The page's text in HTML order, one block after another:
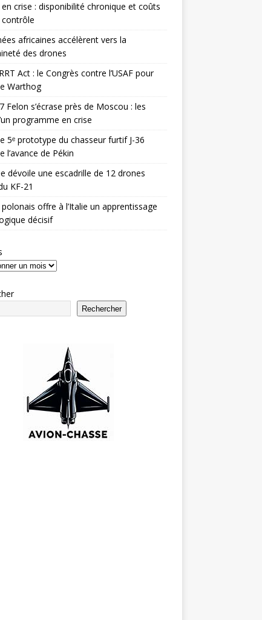
en crise : disponibilité chronique et coûts
africaines accélèrent vers la
des drones
Act : le Congrès contre l’USAF pour
Warthog
Felon s’écrase près de Moscou : les
programme en crise
5ᵉ prototype du chasseur furtif J-36
l’avance de Pékin
dévoile une escadrille de 12 drones
KF-21
offre à l’Italie un apprentissage
décisif
Rechercher